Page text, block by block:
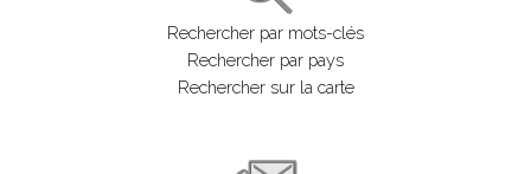
Rechercher par mots-clés
Rechercher par pays
Rechercher sur la carte